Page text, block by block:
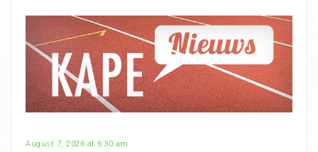
August 7, 2026 at 6:30 am